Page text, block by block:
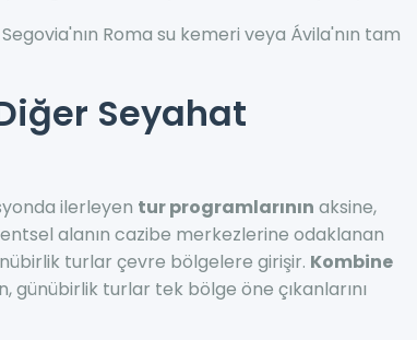
Roma su kemeri veya Ávila'nın tam
Seyahat
ilerleyen tur programlarının aksine,
alanın cazibe merkezlerine odaklanan
turlar çevre bölgelere girişir. Kombine
turlar tek bölge öne çıkanlarını